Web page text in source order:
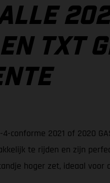
TXT
4-conforme 2021 of 2020
te rijden en zijn
hoger zet, ideaal voor